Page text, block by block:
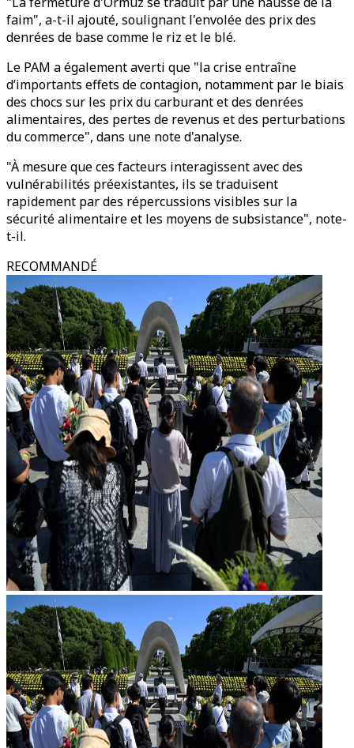
faim", a-t-il ajouté, soulignant l'envolée des prix des
denrées de base comme le riz et le blé.
Le PAM a également averti que "la crise entraîne
d’importants effets de contagion, notamment par le biais
des chocs sur les prix du carburant et des denrées
alimentaires, des pertes de revenus et des perturbations
du commerce", dans une note d'analyse.
"À mesure que ces facteurs interagissent avec des
vulnérabilités préexistantes, ils se traduisent
rapidement par des répercussions visibles sur la
sécurité alimentaire et les moyens de subsistance", note-
t-il.
RECOMMANDÉ